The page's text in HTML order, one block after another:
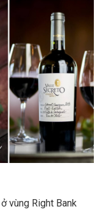
vùng Right Bank